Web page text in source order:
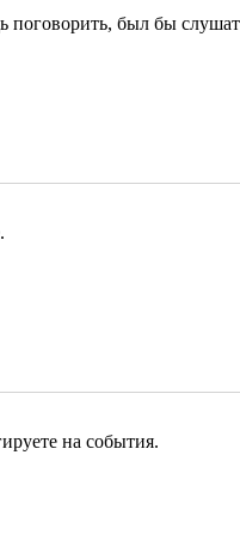
поговорить, был бы
на события.